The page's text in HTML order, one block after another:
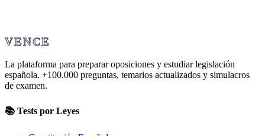
VENCE
La plataforma para preparar oposiciones y estudiar legislación
española. +100.000 preguntas, temarios actualizados y simulacros
de examen.
📚 Tests por Leyes